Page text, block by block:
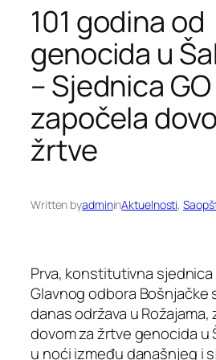
101 godina od
genocida u
– Sjednica GO
započela
žrtve
Written byadmininAktuelnosti,
Prva, konstitutivna
Glavnog odbora Bošnjačke
danas održava u
dovom za žrtve genocida u
u noći između današnjeg i